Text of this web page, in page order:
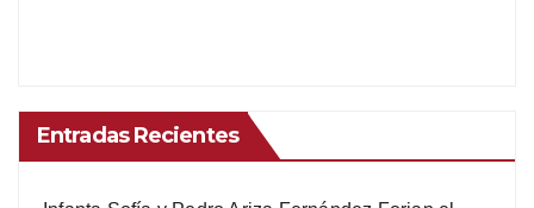
Entradas Recientes